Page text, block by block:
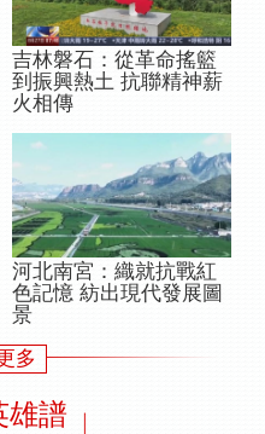
吉林磐石：從革命搖籃
到振興熱土 抗聯精神薪
火相傳
河北南宮：織就抗戰紅
色記憶 紡出現代發展圖
景
多
雄譜